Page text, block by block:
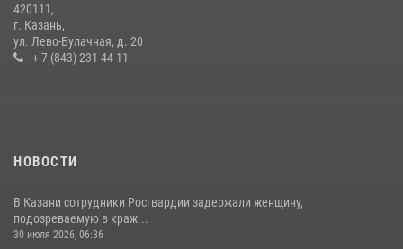
15 июля отмечается День образования подразделений связи
Росгвардии
15 июля 2026, 08:41
420111,
г. Казань,
ул. Лево-Булачная, д. 20
+ 7 (843) 231-44-11
НОВОСТИ
В Казани сотрудники Росгвардии задержали женщину,
подозреваемую в краж...
30 июля 2026, 06:36